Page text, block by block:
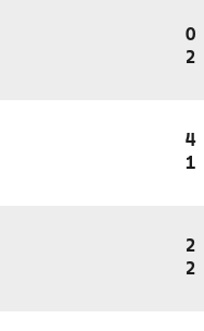
0
2
4
1
2
2